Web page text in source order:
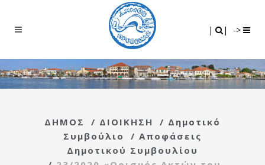
| | ->
ΔΗΜΟΣ / ΔΙΟΙΚΗΣΗ / Δημοτικό
Συμβούλιο
/ Αποφάσεις
Δημοτικού Συμβουλίου